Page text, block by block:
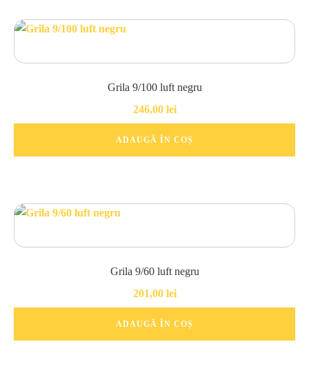
Grila 9/100 luft negru
246,00 lei
ADAUGĂ ÎN COȘ
Grila 9/60 luft negru
201,00 lei
ADAUGĂ ÎN COȘ